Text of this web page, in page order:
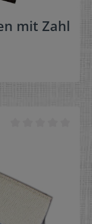
mit Zahl